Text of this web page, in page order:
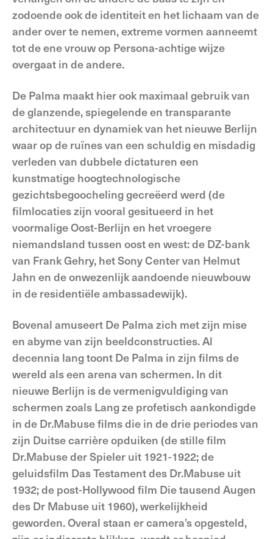
zodoende ook de identiteit en het lichaam van de
ander over te nemen, extreme vormen aanneemt
tot de ene vrouw op Persona-achtige wijze
overgaat in de andere.
De Palma maakt hier ook maximaal gebruik van
de glanzende, spiegelende en transparante
architectuur en dynamiek van het nieuwe Berlijn
waar op de ruïnes van een schuldig en misdadig
verleden van dubbele dictaturen een
kunstmatige hoogtechnologische
gezichtsbegoocheling gecreëerd werd (de
filmlocaties zijn vooral gesitueerd in het
voormalige Oost-Berlijn en het vroegere
niemandsland tussen oost en west: de DZ-bank
van Frank Gehry, het Sony Center van Helmut
Jahn en de onwezenlijk aandoende nieuwbouw
in de residentiële ambassadewijk).
Bovenal amuseert De Palma zich met zijn mise
en abyme van zijn beeldconstructies. Al
decennia lang toont De Palma in zijn films de
wereld als een arena van schermen. In dit
nieuwe Berlijn is de vermenigvuldiging van
schermen zoals Lang ze profetisch aankondigde
in de Dr.Mabuse films die in de drie periodes van
zijn Duitse carrière opduiken (de stille film
Dr.Mabuse der Spieler uit 1921-1922; de
geluidsfilm Das Testament des Dr.Mabuse uit
1932; de post-Hollywood film Die tausend Augen
des Dr Mabuse uit 1960), werkelijkheid
geworden. Overal staan er camera’s opgesteld,